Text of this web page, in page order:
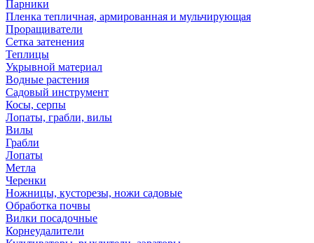
Парники
Пленка тепличная, армированная и мульчирующая
Проращиватели
Сетка затенения
Теплицы
Укрывной материал
Водные растения
Садовый инструмент
Косы, серпы
Лопаты, грабли, вилы
Вилы
Грабли
Лопаты
Метла
Черенки
Ножницы, кусторезы, ножи садовые
Обработка почвы
Вилки посадочные
Корнеудалители